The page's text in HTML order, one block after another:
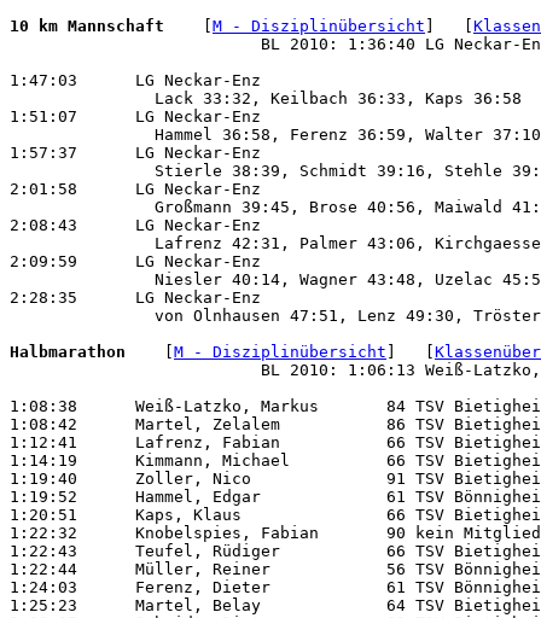
10 km Mannschaft
M - Disziplinübersicht
BL 2010: 1:36:40 LG Neckar-
1:47:03      LG Neckar-Enz
               Lack 33:32, Keilbach 36:33, Kaps 36:58
1:51:07      LG Neckar-Enz
               Hammel 36:58, Ferenz 36:59, Walter 37:10
1:57:37      LG Neckar-Enz
Stierle 38:39, Schmidt 39:16, Stehle
2:01:58      LG Neckar-Enz
Großmann 39:45, Brose 40:56, Maiwald
2:08:43      LG Neckar-Enz
Lafrenz 42:31, Palmer 43:06,
2:09:59      LG Neckar-Enz
Niesler 40:14, Wagner 43:48, Uzelac
2:28:35      LG Neckar-Enz
von Olnhausen 47:51, Lenz 49:30,
Halbmarathon
M - Disziplinübersicht
BL 2010: 1:06:13 Weiß-
1:08:38      Weiß-Latzko, Markus       84 TSV
1:08:42      Martel, Zelalem           86 TSV
1:12:41      Lafrenz, Fabian           66 TSV
1:14:19      Kimmann, Michael          66 TSV
1:19:40      Zoller, Nico              91 TSV
1:19:52      Hammel, Edgar             61 TSV
1:20:51      Kaps, Klaus               66 TSV
1:22:32      Knobelspies, Fabian       90 kein
1:22:43      Teufel, Rüdiger           66 TSV
1:22:44      Müller, Reiner            56 TSV
1:24:03      Ferenz, Dieter            61 TSV
1:25:23      Martel, Belay             64 TSV